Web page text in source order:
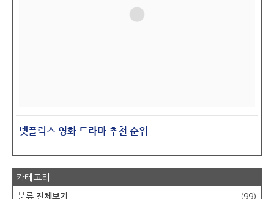
넷플릭스 영화 드라마 추천 순위
카테고리
분류 전체보기 (99)